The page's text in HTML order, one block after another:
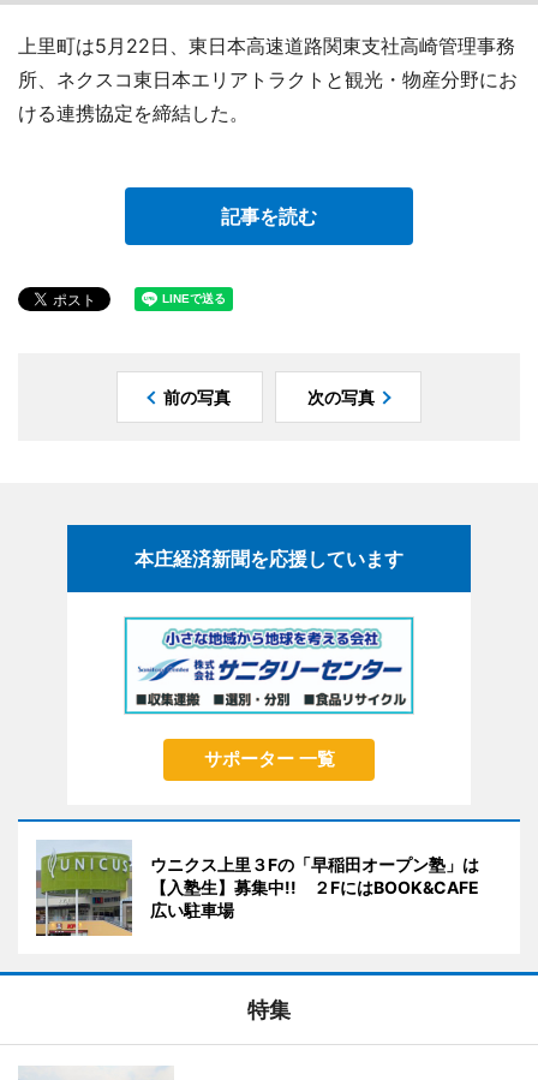
上里町は5月22日、東日本高速道路関東支社高崎管理事務
所、ネクスコ東日本エリアトラクトと観光・物産分野にお
ける連携協定を締結した。
記事を読む
前の写真 次の写真
本庄経済新聞を応援しています
サポーター 一覧
ウニクス上里３Fの「早稲田オープン塾」は
【入塾生】募集中!! ２FにはBOOK&CAFE
広い駐車場
特集